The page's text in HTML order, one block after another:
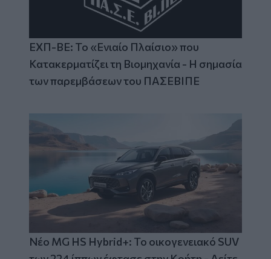
ΕΧΠ-ΒΕ: Το «Ενιαίο Πλαίσιο» που
Κατακερματίζει τη Βιομηχανία - Η σημασία
των παρεμβάσεων του ΠΑΣΕΒΙΠΕ
Νέο MG HS Hybrid+: Το οικογενειακό SUV